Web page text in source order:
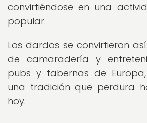
convirtiéndose en una
popular.
Los dardos se convirtieron
de camaradería y
pubs y tabernas de
una tradición que perdura
hoy.